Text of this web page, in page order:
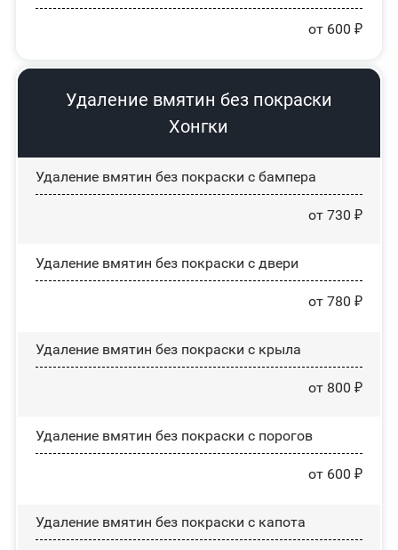
от 600 ₽
Удаление вмятин без покраски
Хонгки
Удаление вмятин без покраски с бампера
от 730 ₽
Удаление вмятин без покраски с двери
от 780 ₽
Удаление вмятин без покраски с крыла
от 800 ₽
Удаление вмятин без покраски с порогов
от 600 ₽
Удаление вмятин без покраски с капота